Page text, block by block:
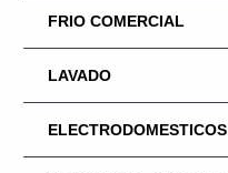
FRIO COMERCIAL
LAVADO
ELECTRODOMESTICOS